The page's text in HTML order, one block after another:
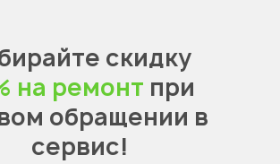
скидку
на ремонт при
обращении в
сервис!